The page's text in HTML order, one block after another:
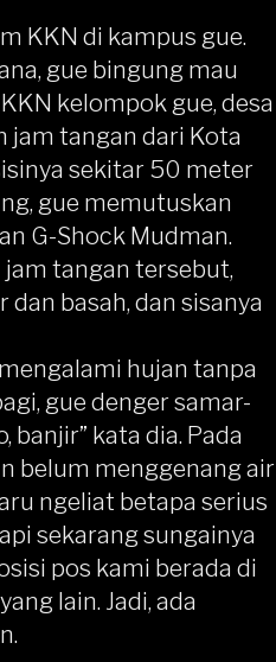
KKN di kampus gue.
gue bingung mau
kelompok gue, desa
jam tangan dari Kota
sekitar 50 meter
gue memutuskan
G-Shock Mudman.
jam tangan tersebut,
basah, dan sisanya
hujan tanpa
gue denger samar-
kata dia. Pada
belum menggenang air
ngeliat betapa serius
sekarang sungainya
pos kami berada di
lain. Jadi, ada